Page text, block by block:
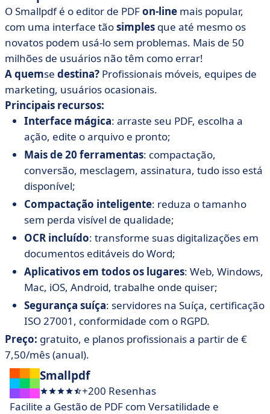
O Smallpdf é o editor de PDFon-line mais popular,
com uma interface tãosimples que até mesmo os
novatos podem usá-lo sem problemas. Mais de 50
milhões de usuários não têm como errar!
A quemse destina? Profissionais móveis, equipes de
marketing, usuários ocasionais.
Principais recursos:
Interface mágica: arraste seu PDF, escolha a
ação, edite o arquivo e pronto;
Mais de 20 ferramentas: compactação,
conversão, mesclagem, assinatura, tudo isso está
disponível;
Compactação inteligente: reduza o tamanho
sem perda visível de qualidade;
OCR incluído: transforme suas digitalizações em
documentos editáveis do Word;
Aplicativos em todos os lugares: Web, Windows,
Mac, iOS, Android, trabalhe onde quiser;
Segurança suíça: servidores na Suíça, certificação
ISO 27001, conformidade com o RGPD.
Preço: gratuito, e planos profissionais a partir de €
7,50/mês (anual).
Smallpdf
+200 Resenhas
Facilite a Gestão de PDF com Versatilidade e